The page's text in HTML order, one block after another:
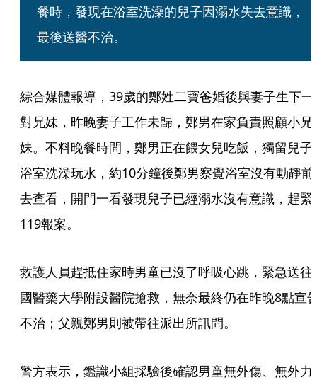
餐時，發現在浴室洗澡的兒子因溺水失去意識，
最後送醫不治。
綜合媒體報導，39歲的鄭姓二寶爸婚後與妻子生下一
對兄妹，昨晚妻子工作未歸，鄭男在家負責照顧小兄
妹。不料晚餐時間，鄭男正在餵女兒吃飯，獨留兒子
浴室洗澡玩水，約10分鐘後鄭男察覺浴室沒有動靜前
去查看，開門一看發現兒子已經溺水沒有意識，趕緊
119報案。
救護人員趕抵住家時男童已沒了呼吸心跳，緊急送往
國醫藥大學附設醫院搶救，無奈最終仍在昨晚8點宣
不治；父親鄭男則被帶往派出所訊問。
警方表示，鑑識小組採驗後確認男童無外傷、無外力